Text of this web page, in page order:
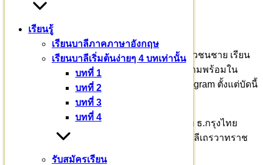
เรียนรู้
เรียนบาลีภาคภาษาอังกฤษ
เรียนบาลีเริ่มต้นง่ายๆ 4 บทเท่านั้น
บทที่ 1
บทที่ 2
บทที่ 3
บทที่ 4
รับสมัครเรียน
มีศีลธรรม จรรยา มีน้ำใจ
ปิฎกไตร เรียนรู้ สู่สากล
ในปีการศึกษา ๒๕๖๗ มีโครงการเปิดรับสมัครยุวชนชาย เรียน
จบชั้นประถมศึกษาปีที่ ๖ เข้าฝึกอบรมเตรียมความพร้อมใน
หลักสูตรเตปิฏกบาลีศากยสีหะ Pali English Program ตั้งแต่บัดนี้
เป็นต้นไป ถึง วันที่ ๒๕ มีนาคม ๒๕๖๗
ขอเชิญสาธุชนร่วมบุญบารมี สร้างศาสนทายาท ธ.กรุงไทย
สาขากำแพงแสน ชื่อบัญชี มหาวชิราลงกรณบาลีเถรวาทราช
วิทยาลัย เลขที่ : 726-0-76552-6